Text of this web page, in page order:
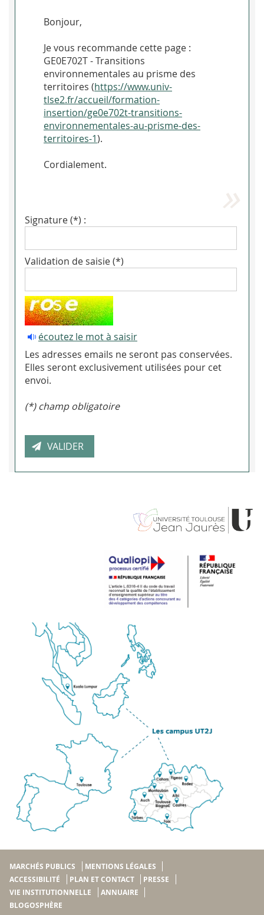
Bonjour,
Je vous recommande cette page :
GE0E702T - Transitions
environnementales au prisme des
territoires (https://www.univ-
tlse2.fr/accueil/formation-
insertion/ge0e702t-transitions-
environnementales-au-prisme-des-
territoires-1).
Cordialement.
Signature (*) :
Validation de saisie (*)
écoutez le mot à saisir
Les adresses emails ne seront pas conservées.
Elles seront exclusivement utilisées pour cet
envoi.
(*) champ obligatoire
MARCHÉS PUBLICS
MENTIONS LÉGALES
ACCESSIBILITÉ
PLAN ET CONTACT
PRESSE
VIE INSTITUTIONNELLE
ANNUAIRE
BLOGOSPHÈRE